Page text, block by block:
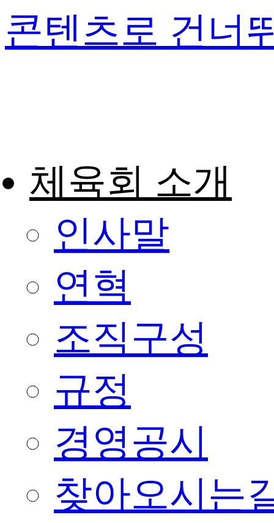
콘텐츠로 건너
체육회 소개
인사말
연혁
조직구성
규정
경영공시
찾아오시는